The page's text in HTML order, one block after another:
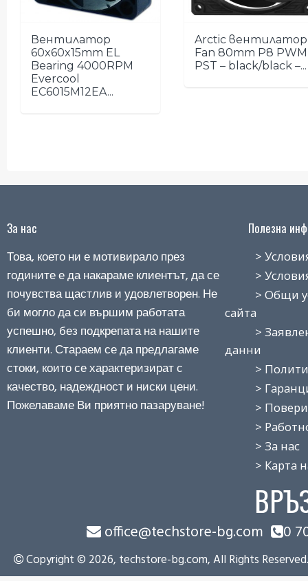
Вентилатор
60x60x15mm EL
Bearing 4000RPM
Evercool
EC6015M12EA...
Arctic вентилатор
Fan 80mm P8 PWM
PST – black/black –...
За нас
Това, което ни е мотивирало през
годините е да накараме клиентът, да се
почувства щастлив и удовлетворен. Не
би могло да си вършим работата
успешно, без подкрепата на нашите
клиенти. Стараем се да предлагаме
стоки, които се характеризират с
качество, надеждност и ниски цени.
Пожелаваме Ви приятно пазаруване!
Полезна
> Условия
> Условия
> Общи
сайта
>
данни
>
>
>
> Работно
> За нас
> Карта на
office@techstore-bg.com 0
Copyright © 2026, techstore-bg.com, All Rights Reserved.